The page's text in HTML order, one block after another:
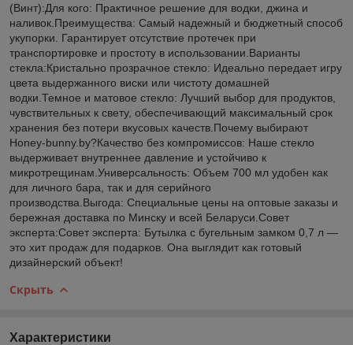
(Винт):Для кого: Практичное решение для водки, джина и
наливок.Преимущества: Самый надежный и бюджетный способ
укупорки. Гарантирует отсутствие протечек при
транспортировке и простоту в использовании.Варианты
стекла:Кристально прозрачное стекло: Идеально передает игру
цвета выдержанного виски или чистоту домашней
водки.Темное и матовое стекло: Лучший выбор для продуктов,
чувствительных к свету, обеспечивающий максимальный срок
хранения без потери вкусовых качеств.Почему выбирают
Honey-bunny.by?Качество без компромиссов: Наше стекло
выдерживает внутреннее давление и устойчиво к
микротрещинам.Универсальность: Объем 700 мл удобен как
для личного бара, так и для серийного
производства.Выгода: Специальные цены на оптовые заказы и
бережная доставка по Минску и всей Беларуси.Совет
эксперта:Совет эксперта: Бутылка с бугельным замком 0,7 л —
это хит продаж для подарков. Она выглядит как готовый
дизайнерский объект!
Скрыть
Характеристики